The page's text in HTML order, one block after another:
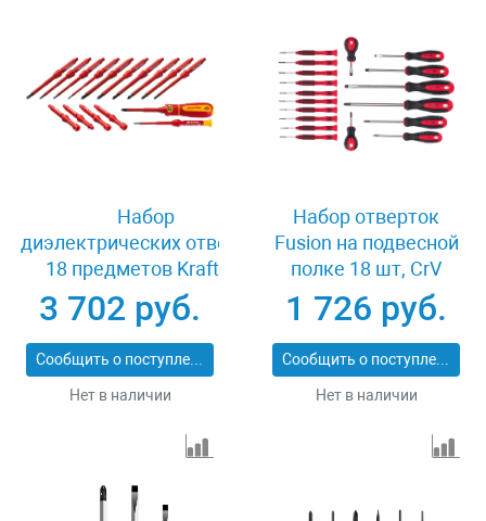
Набор
диэлектрических отверток
18 предметов Kraftool
PROFI X-Drive 220092-H18
3 702 руб.
Сообщить о поступлении
Нет в наличии
Набор отверток
Fusion на подвесной
полке 18 шт, CrV
Matrix 11452
1 726 руб.
Сообщить о поступлении
Нет в наличии